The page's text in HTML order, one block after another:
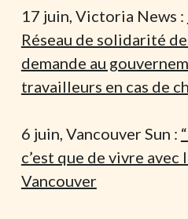
17 juin, Victoria News :
Réseau de solidarité
demande au
travailleurs en cas de
6 juin, Vancouver Sun :
c’est que de vivre avec
Vancouver